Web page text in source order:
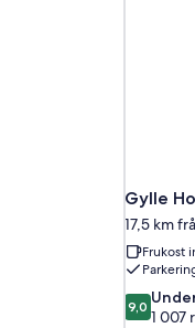
Gylle
17,5 km
Frukost
9.0
av
9,0
1 007